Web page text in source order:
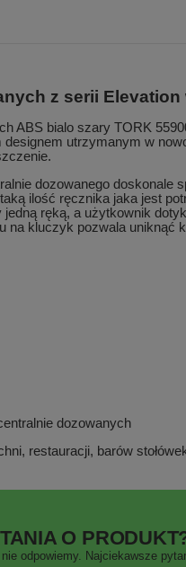
z serii Elevation
ABS bialo szary TORK
utrzymanym w
dozowanego
ilość ręcznika jaka jest
ręką, a użytkownik
na kluczyk pozwala uniknąć
dozowanych
restauracji, barów
O
odpowiemy. Najciekawsze